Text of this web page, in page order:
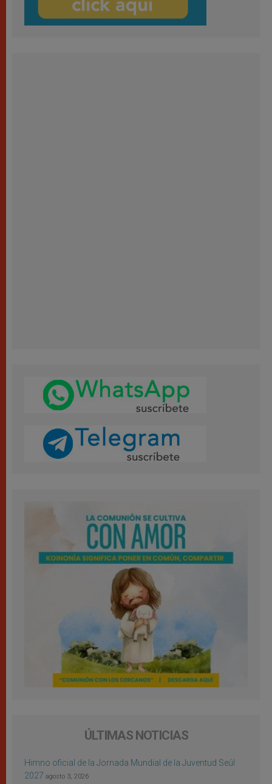
ÚLTIMAS NOTICIAS
Himno oficial de la Jornada Mundial de la Juventud Seúl
2027 agosto 3, 2026